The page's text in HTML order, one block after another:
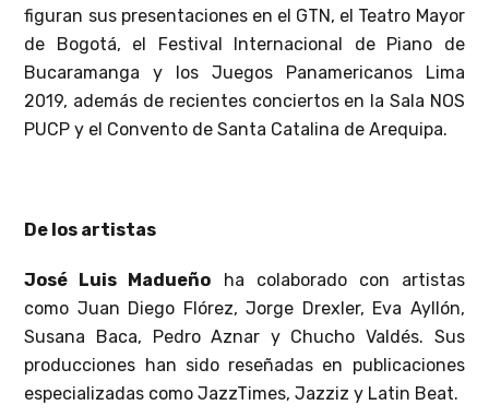
figuran sus presentaciones en el GTN, el Teatro Mayor
de Bogotá, el Festival Internacional de Piano de
Bucaramanga y los Juegos Panamericanos Lima
2019, además de recientes conciertos en la Sala NOS
PUCP y el Convento de Santa Catalina de Arequipa.
De los artistas
José Luis Madueño ha colaborado con artistas
como Juan Diego Flórez, Jorge Drexler, Eva Ayllón,
Susana Baca, Pedro Aznar y Chucho Valdés. Sus
producciones han sido reseñadas en publicaciones
especializadas como JazzTimes, Jazziz y Latin Beat.